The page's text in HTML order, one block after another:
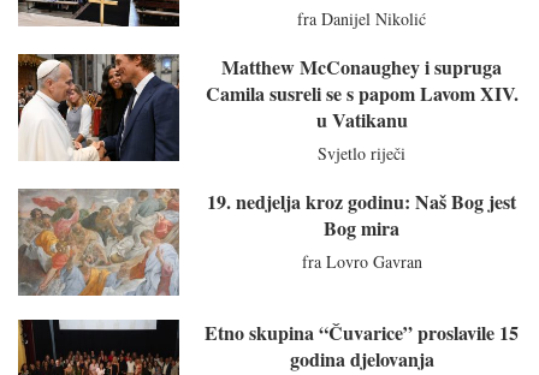
fra Danijel Nikolić
Matthew McConaughey i supruga
Camila susreli se s papom Lavom XIV.
u Vatikanu
Svjetlo riječi
19. nedjelja kroz godinu: Naš Bog jest
Bog mira
fra Lovro Gavran
Etno skupina “Čuvarice” proslavile 15
godina djelovanja